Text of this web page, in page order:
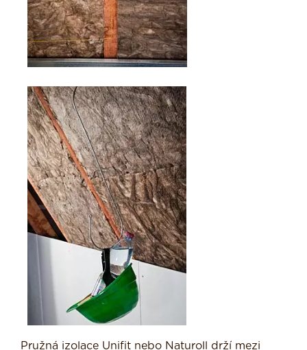
Pružná izolace Unifit nebo Naturoll drží mezi